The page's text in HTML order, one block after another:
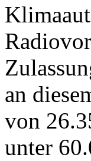
an
von
unter